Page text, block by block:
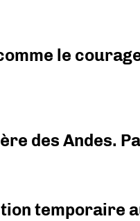
le
des Andes.
temporaire